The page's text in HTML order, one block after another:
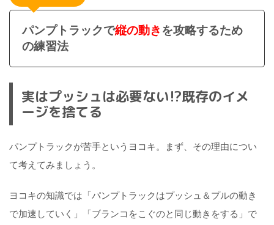
パンプトラックで縦の動き を攻略するため
の練習法
実はプッシュは必要ない!?既存のイメ
ージを捨てる
パンプトラックが苦手というヨコキ。まず、その理由につい
て考えてみましょう。
ヨコキの知識では「パンプトラックはプッシュ＆プルの動き
で加速していく」「ブランコをこぐのと同じ動きをする」で